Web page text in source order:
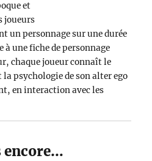
et
joueurs
un personnage sur une durée
à une fiche de personnage
chaque joueur connaît le
psychologie de son alter ego
en interaction avec les
encore…